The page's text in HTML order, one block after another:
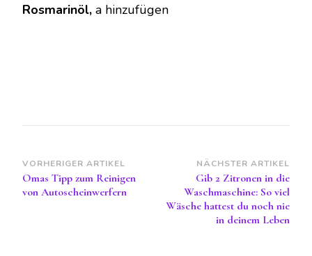
Rosmarinöl, a hinzufügen
Beitragsnavigation
VORHERIGER ARTIKEL
Omas Tipp zum Reinigen
von Autoscheinwerfern
NÄCHSTER ARTIKEL
Gib 2 Zitronen in die
Waschmaschine: So viel
Wäsche hattest du noch nie
in deinem Leben